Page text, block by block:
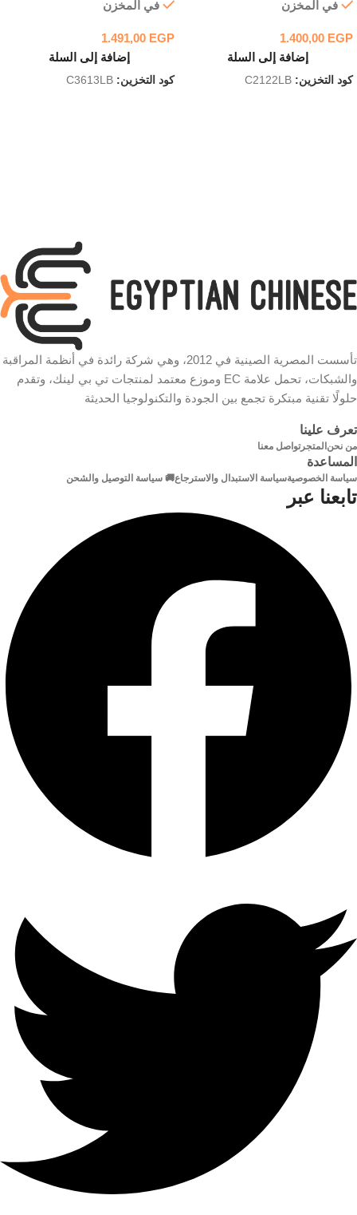
في المخزن
1.400,00 EGP
إضافة إلى السلة
كود التخزين: C2122LB
في المخزن
1.491,00 EGP
إضافة إلى السلة
كود التخزين: C3613LB
تأسست المصرية الصينية في 2012، وهي شركة رائدة في أنظمة المراقبة
والشبكات، تحمل علامة EC وموزع معتمد لمنتجات تي بي لينك، وتقدم
حلولًا تقنية مبتكرة تجمع بين الجودة والتكنولوجيا الحديثة
تعرف علينا
من نحنالمتجرتواصل معنا
المساعدة
سياسة الخصوصيةسياسة الاستبدال والاسترجاع🚚 سياسة التوصيل والشحن
تابعنا عبر